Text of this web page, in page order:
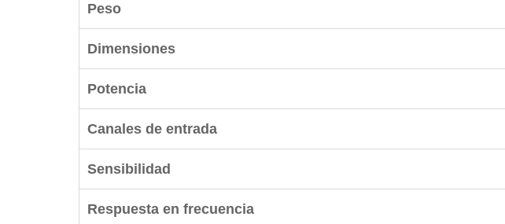
Peso
Dimensiones
Potencia
Canales de entrada
Sensibilidad
Respuesta en frecuencia